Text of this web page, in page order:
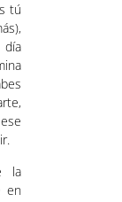
tú
día
la
en